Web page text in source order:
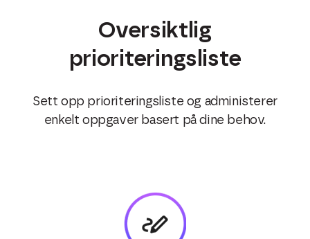
Oversiktlig
prioriteringsliste
Sett opp prioriteringsliste og administerer
enkelt oppgaver basert på dine behov.